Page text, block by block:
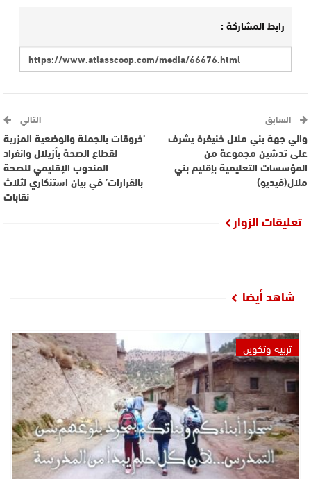
رابط المشاركة :
السابق
والي جهة بني ملال خنيفرة يشرف
على تدشين مجموعة من
المؤسسات التعليمية بإقليم بني
ملال(فيديو)
التالي
’خروقات بالجملة والوضعية المزرية
لقطاع الصحة بأزيلال وانفراد
المندوب الإقليمي للصحة
بالقرارات’ في بيان استنكاري لثلاث
نقابات
تعليقات الزوار
شاهد أيضا
تربية وتكوين